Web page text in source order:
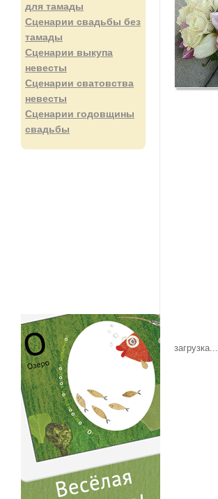
для тамады
Сценарии свадьбы без
тамады
Сценарии выкупа
невесты
Сценарии сватовства
невесты
Сценарии годовщины
свадьбы
загрузка...